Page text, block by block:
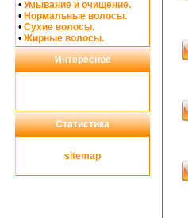
• Умывание и очищение.
• Нормальные волосы.
• Сухие волосы.
• Жирные волосы.
Интересное
Статистика
sitemap